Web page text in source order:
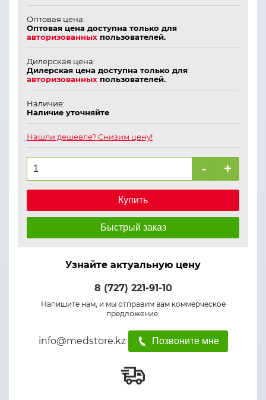
Оптовая цена:
Оптовая цена доступна только для
авторизованных пользователей.
Дилерская цена:
Дилерская цена доступна только для
авторизованных пользователей.
Наличие:
Наличие уточняйте
Нашли дешевле? Снизим цену!
- +
Купить
Быстрый заказ
Узнайте актуальную цену
8 (727) 221-91-10
Напишите нам, и мы отправим вам коммерческое
предложение:
info@medstore.kz Позвоните мне